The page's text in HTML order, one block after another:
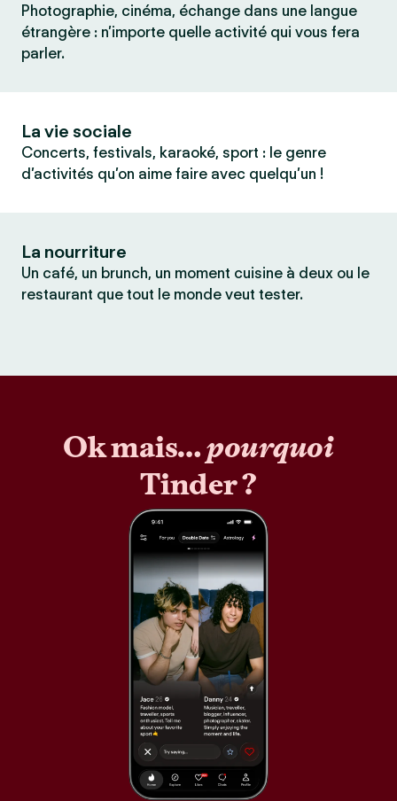
Photographie, cinéma, échange dans une langue
étrangère : n’importe quelle activité qui vous fera
parler.
La vie sociale
Concerts, festivals, karaoké, sport : le genre
d’activités qu’on aime faire avec quelqu’un !
La nourriture
Un café, un brunch, un moment cuisine à deux ou le
restaurant que tout le monde veut tester.
Ok mais…pourquoi
Tinder ?